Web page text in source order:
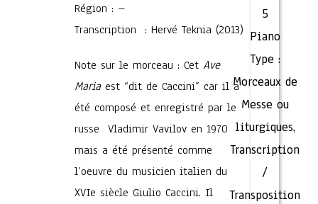
Région : –
Transcription : Hervé Teknia (2013)
Note sur le morceau : Cet Ave
Mariaest “dit de Caccini” car il a
été composé et enregistré par le
russe Vladimir Vavilov en 1970
mais a été présenté comme
l’oeuvre du musicien italien du
XVIe siècle Giulio Caccini. Il
5
Piano
Type :
Morceaux de
Messe ou
liturgiques,
Transcription
/
Transposition